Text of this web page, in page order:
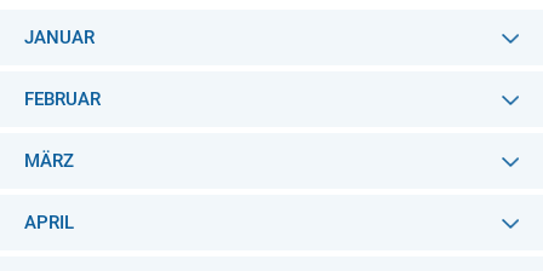
JANUAR
FEBRUAR
MÄRZ
APRIL